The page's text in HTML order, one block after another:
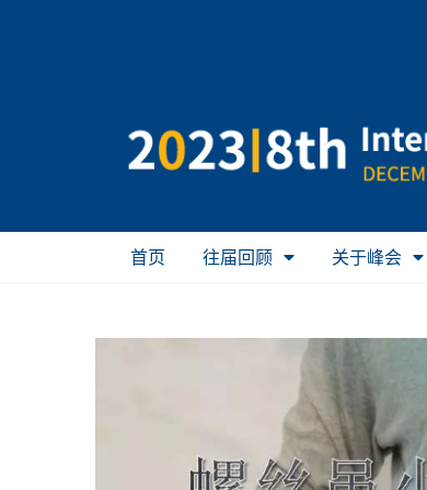
首页 往届回顾 关于峰会